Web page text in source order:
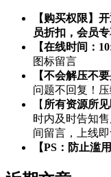
【购买权限】
员折扣，会员
【在线时间：10
图标留言
【不会解压不要
问题不回复！
【 所有资源所
时内及时告知
间留言，上线即
【PS：防止滥